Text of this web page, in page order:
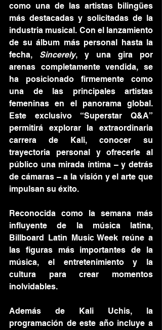
como una de las artistas bilingües
más destacadas y solicitadas de la
industria musical. Con el lanzamiento
de su álbum más personal hasta la
fecha, Sincerely, y una gira por
arenas completamente vendida, se
ha posicionado firmemente como
una de las principales artistas
femeninas en el panorama global.
Este exclusivo “Superstar Q&A”
permitirá explorar la extraordinaria
carrera de Kali, conocer su
trayectoria personal y ofrecerle al
público una mirada íntima – y detrás
de cámaras – a la visión y el arte que
impulsan su éxito.
Reconocida como la semana más
influyente de la música latina,
Billboard Latin Music Week reúne a
las figuras más importantes de la
música, el entretenimiento y la
cultura para crear momentos
inolvidables.
Además de Kali Uchis, la
programación de este año incluye a